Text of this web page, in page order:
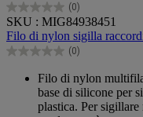
(0)
0.0
su
5
stelle.
SKU : MIG84938451
Filo di nylon sigilla
(0)
0.0
Filo di nylon
base di silicone per
plastica. Per